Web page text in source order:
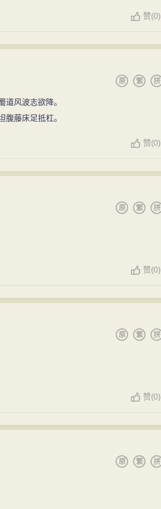
赞(0)
拼
繁
原
道风波志欲降。
腹藤床足抵杠。
赞(0)
拼
繁
原
赞(0)
拼
繁
原
赞(0)
拼
繁
原